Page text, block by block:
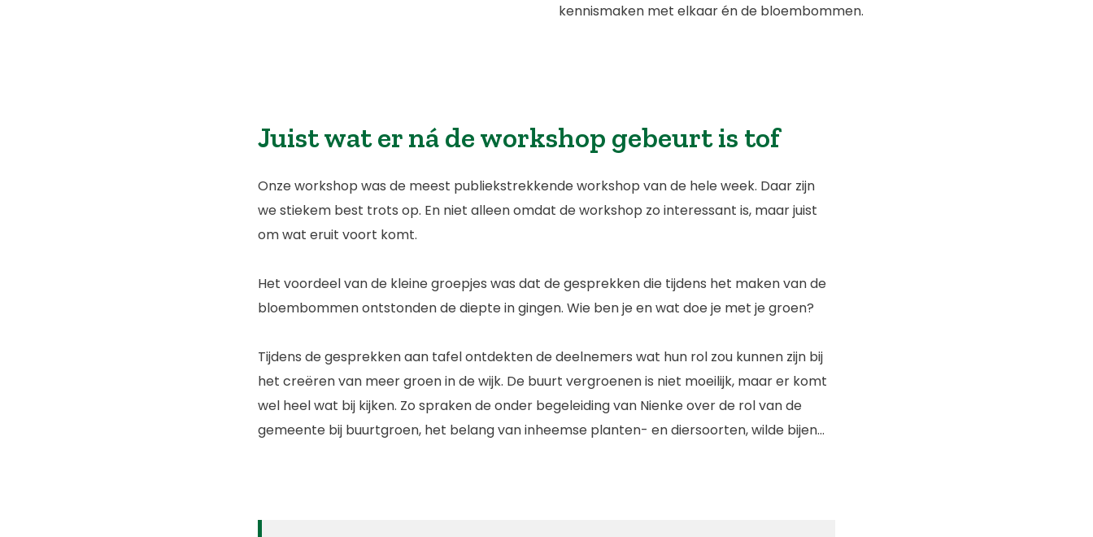
kennismaken met elkaar én de bloembommen.
Juist wat er ná de workshop gebeurt is tof
Onze workshop was de meest publiekstrekkende workshop van de hele week. Daar zijn
we stiekem best trots op. En niet alleen omdat de workshop zo interessant is, maar juist
om wat eruit voort komt.
Het voordeel van de kleine groepjes was dat de gesprekken die tijdens het maken van de
bloembommen ontstonden de diepte in gingen. Wie ben je en wat doe je met je groen?
Tijdens de gesprekken aan tafel ontdekten de deelnemers wat hun rol zou kunnen zijn bij
het creëren van meer groen in de wijk. De buurt vergroenen is niet moeilijk, maar er komt
wel heel wat bij kijken. Zo spraken de onder begeleiding van Nienke over de rol van de
gemeente bij buurtgroen, het belang van inheemse planten- en diersoorten, wilde bijen…